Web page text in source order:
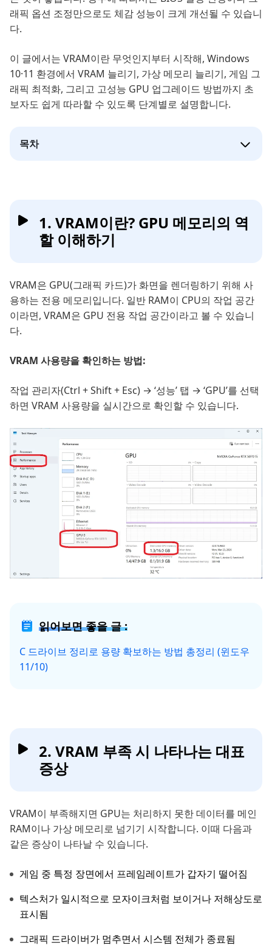
래픽 옵션 조정만으로도 체감 성능이 크게 개선될 수 있습니
다.
이 글에서는 VRAM이란 무엇인지부터 시작해, Windows
10·11 환경에서 VRAM 늘리기, 가상 메모리 늘리기, 게임 그
래픽 최적화, 그리고 고성능 GPU 업그레이드 방법까지 초
보자도 쉽게 따라할 수 있도록 단계별로 설명합니다.
목차
1. VRAM이란? GPU 메모리의 역
할 이해하기
VRAM은 GPU(그래픽 카드)가 화면을 렌더링하기 위해 사
용하는 전용 메모리입니다. 일반 RAM이 CPU의 작업 공간
이라면, VRAM은 GPU 전용 작업 공간이라고 볼 수 있습니
다.
VRAM 사용량을 확인하는 방법:
작업 관리자(Ctrl + Shift + Esc) → ‘성능’ 탭 → ‘GPU’를 선택
하면 VRAM 사용량을 실시간으로 확인할 수 있습니다.
읽어보면 좋을 글 :
C 드라이브 정리로 용량 확보하는 방법 총정리 (윈도우
11/10)
2. VRAM 부족 시 나타나는 대표
증상
VRAM이 부족해지면 GPU는 처리하지 못한 데이터를 메인
RAM이나 가상 메모리로 넘기기 시작합니다. 이때 다음과
같은 증상이 나타날 수 있습니다.
게임 중 특정 장면에서 프레임레이트가 갑자기 떨어짐
텍스처가 일시적으로 모자이크처럼 보이거나 저해상도로
표시됨
그래픽 드라이버가 멈추면서 시스템 전체가 종료됨